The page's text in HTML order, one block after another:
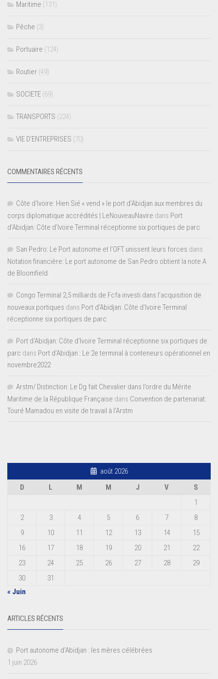
Maritime (131)
Pêche (3)
Portuaire (124)
Routier (49)
SOCIETE (69)
TRANSPORTS (224)
VIE D’ENTREPRISES (70)
COMMENTAIRES RÉCENTS
Côte d'Ivoire: Hien Sié « vend » le port d'Abidjan aux membres du
corps diplomatique accrédités | LeNouveauNavire dans Port
d’Abidjan: Côte d’Ivoire Terminal réceptionne six portiques de parc
San Pedro: Le Port autonome et l’OFT unissent leurs forces dans
Notation financière: Le port autonome de San Pedro obtient la note A
de Bloomfield
Congo Terminal 2,5 milliards de Fcfa investi dans l’acquisition de
nouveaux portiques dans Port d’Abidjan: Côte d’Ivoire Terminal
réceptionne six portiques de parc
Port d'Abidjan: Côte d’Ivoire Terminal réceptionne six portiques de
parc dans Port d’Abidjan : Le 2e terminal à conteneurs opérationnel en
novembre2022
Arstm/ Distinction: Le Dg fait Chevalier dans l’ordre du Mérite
Maritime de la République Française dans Convention de partenariat:
Touré Mamadou en visite de travail à l’Arstm
août 2026
D
L M M J V
S
1
2
3 4 5 6 7
8
9
10 11 12 13 14
15
16
17 18 19 20 21
22
23
24 25 26 27 28
29
30
31
« Juin
ARTICLES RÉCENTS
Port autonome d’Abidjan : les mères célébrées
1 juin 2026